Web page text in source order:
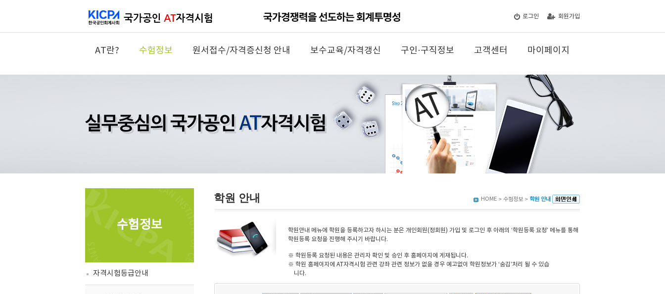
로그인 회원가입
AT란? 수험정보 원서접수/자격증신청 안내 보수교육/자격갱신 구인·구직정보 고객센터 마이페이지
수험정보
자격시험등급안내
학원 안내 HOME > 수험정보 > 학원 안내
학원안내 메뉴에 학원을 등록하고자 하시는 분은 개인회원(정회원) 가입 및 로그인 후 아래의 ‘학원등록 요청’ 메뉴를 통해
학원등록 요청을 진행해 주시기 바랍니다.
※ 학원등록 요청된 내용은 관리자 확인 및 승인 후 홈페이지에 게재됩니다.
※ 학원 홈페이지에 AT자격시험 관련 강좌 관련 정보가 없을 경우 예고없이 학원정보가 ‘숨김’처리 될 수 있습
니다.